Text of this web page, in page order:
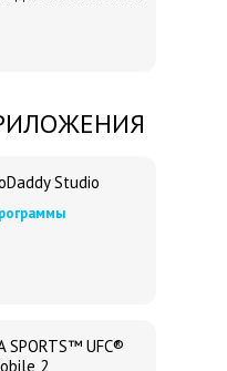
Studio
SPORTS™ UFC®
2